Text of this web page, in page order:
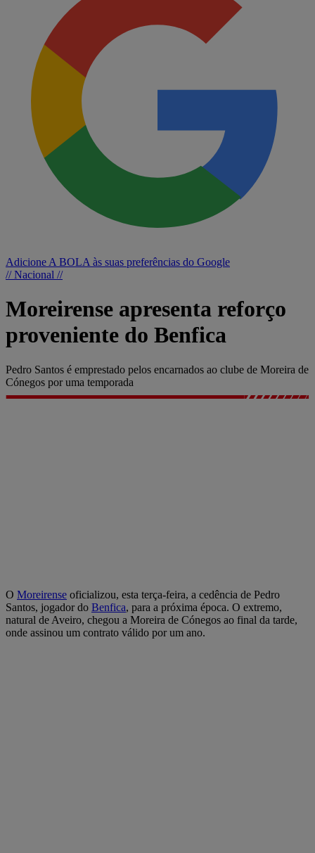
Adicione A BOLA às suas preferências do Google
// Nacional //
Moreirense apresenta reforço
proveniente do Benfica
Pedro Santos é emprestado pelos encarnados ao clube de Moreira de
Cónegos por uma temporada
O Moreirense oficializou, esta terça-feira, a cedência de Pedro
Santos, jogador do Benfica, para a próxima época. O extremo,
natural de Aveiro, chegou a Moreira de Cónegos ao final da tarde,
onde assinou um contrato válido por um ano.